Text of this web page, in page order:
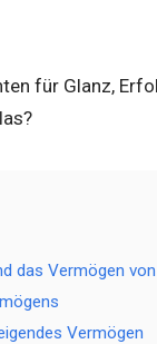
für Glanz,
das Vermögen
Vermögen